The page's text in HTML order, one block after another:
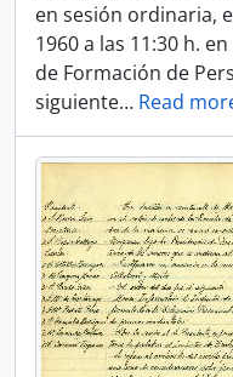
en sesión ordinaria,
1960 a las 11:30 h.
de Formación de
siguiente… Read